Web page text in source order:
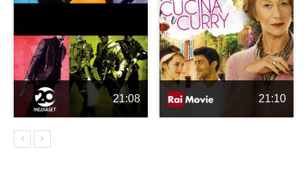
21:08 21:10